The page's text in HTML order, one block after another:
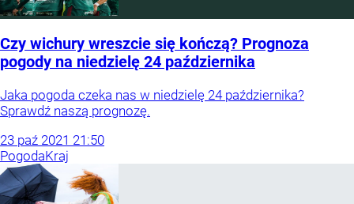
Czy wichury wreszcie się kończą? Prognoza
pogody na niedzielę 24 października
Jaka pogoda czeka nas w niedzielę 24 października?
Sprawdź naszą prognozę.
23 paź 2021 21:50
PogodaKraj